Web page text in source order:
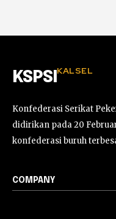
KSPSI KALSEL
Konfederasi Serikat
didirikan pada 20
konfederasi buruh
COMPANY